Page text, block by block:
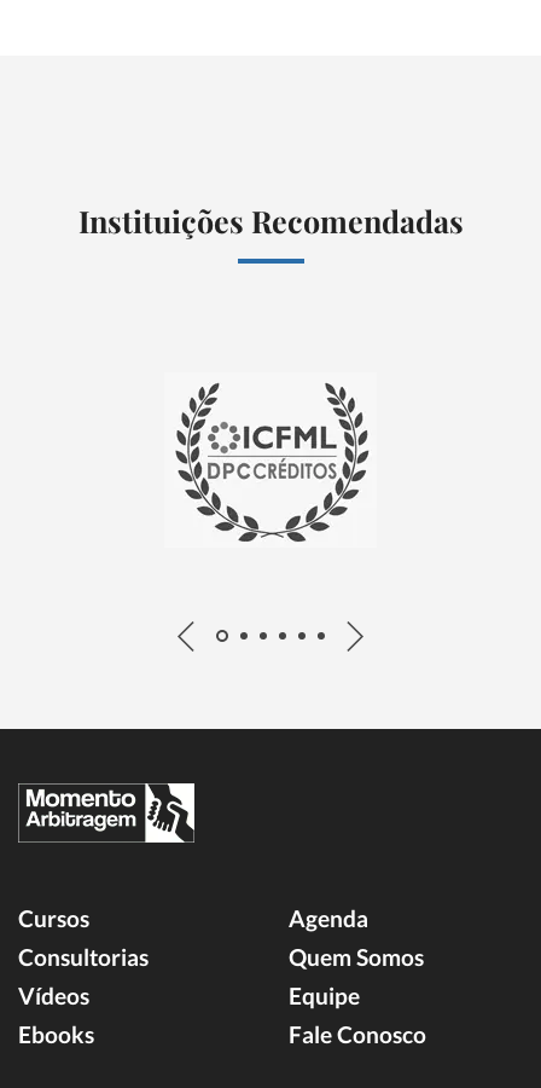
Instituições Recomendadas
Cursos
Consultorias
Vídeos
Ebooks
Agenda
Quem Somos
Equipe
Fale Conosco